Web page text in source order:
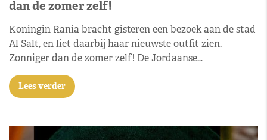
dan de zomer zelf!
Koningin Rania bracht gisteren een bezoek aan de stad
Al Salt, en liet daarbij haar nieuwste outfit zien.
Zonniger dan de zomer zelf! De Jordaanse…
Lees verder